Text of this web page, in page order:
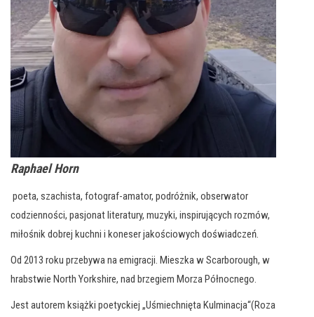
Raphael Horn
poeta, szachista, fotograf-amator, podróżnik, obserwator
codzienności, pasjonat literatury, muzyki, inspirujących rozmów,
miłośnik dobrej kuchni i koneser jakościowych doświadczeń.
Od 2013 roku przebywa na emigracji. Mieszka w Scarborough, w
hrabstwie North Yorkshire, nad brzegiem Morza Północnego.
Jest autorem książki poetyckiej „Uśmiechnięta Kulminacja“(Roza